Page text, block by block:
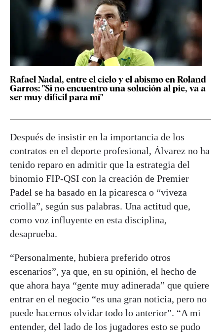
Rafael Nadal, entre el cielo y el abismo en Roland
Garros: "Si no encuentro una solución al pie, va a
ser muy difícil para mí"
Después de insistir en la importancia de los
contratos en el deporte profesional, Álvarez no ha
tenido reparo en admitir que la estrategia del
binomio FIP-QSI con la creación de Premier
Padel se ha basado en la picaresca o “viveza
criolla”, según sus palabras. Una actitud que,
como voz influyente en esta disciplina,
desaprueba.
“Personalmente, hubiera preferido otros
escenarios”, ya que, en su opinión, el hecho de
que ahora haya “gente muy adinerada” que quiere
entrar en el negocio “es una gran noticia, pero no
puede hacernos olvidar todo lo anterior”. “A mi
entender, del lado de los jugadores esto se pudo